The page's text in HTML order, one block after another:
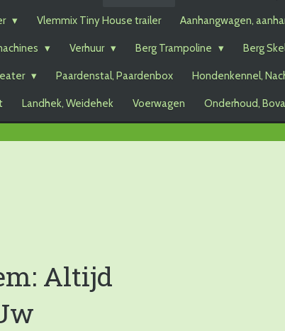
Vlemmix Tiny House trailer Aanhangwagen,
Verhuur Berg Trampoline Berg
Paardenstal, Paardenbox Hondenkennel,
Landhek, Weidehek Voerwagen Onderhoud,
Altijd